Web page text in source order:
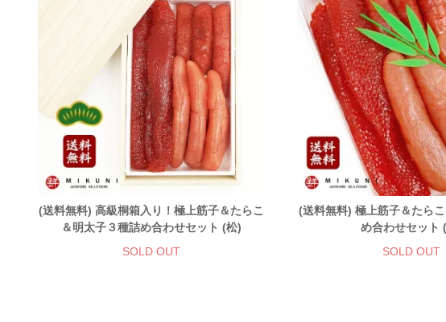
(送料無料) 高級桐箱入り！極上筋子＆たらこ
＆明太子３種詰め合わせセット (松)
SOLD OUT
(送料無料) 極上筋子＆たら
め合わせセット
SOLD OUT